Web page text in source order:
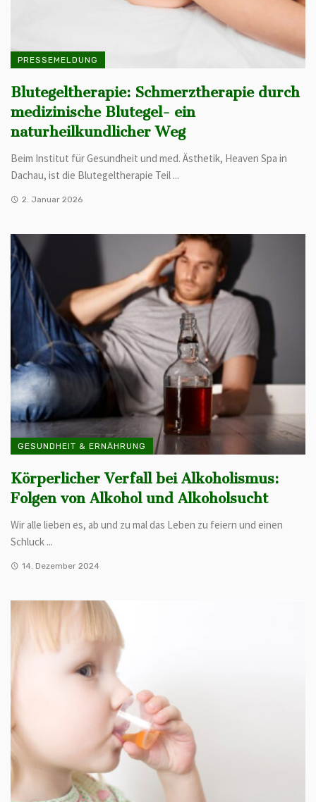
PRESSEMELDUNG
Blutegeltherapie: Schmerztherapie durch
medizinische Blutegel- ein
naturheilkundlicher Weg
Beim Institut für Gesundheit und med. Ästhetik, Heaven Spa in
Dachau, ist die Blutegeltherapie Teil ...
2. Januar 2026
GESUNDHEIT & ERNÄHRUNG
Körperlicher Verfall bei Alkoholismus:
Folgen von Alkohol und Alkoholsucht
Wir alle lieben es, ab und zu mal das Leben zu feiern und einen
Schluck ...
14. Dezember 2024